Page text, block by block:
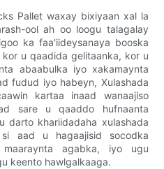
Pallet waxay bixiyaan xal la
ool ah oo loogu talagalay
ka faa'iideysanaya booska
u qaadida gelitaanka, kor u
abaabulka iyo xakamaynta
fudud iyo habeyn, Xulashada
kartaa inaad wanaajiso
sare u qaaddo hufnaanta
darto khariidadaha xulashada
aad u hagaajisid socodka
agabka, iyo ugu
keento hawlgalkaaga.